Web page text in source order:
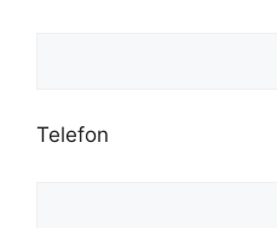
Telefon